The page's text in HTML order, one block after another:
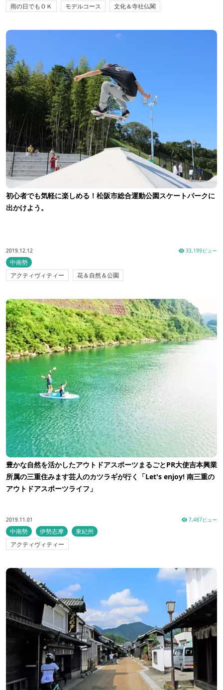
雨の日でもＯＫ
モデルコース 文化＆寺社仏閣
初心者でも気軽に楽しめる！松阪市総合運動公園スケートパークに
出かけよう。
2019.12.12 33,199ビュー
中南勢
アクティヴィティー
花＆自然＆公園
豊かな自然を活かしたアウトドアスポーツまるごとPR大使吉本興業
所属の三重住みます芸人のカツラギが行く「Let's enjoy! 南三重の
アウトドアスポーツライフ」
2019.11.01 7,487ビュー
中南勢 伊勢志摩
東紀州
アクティヴィティー